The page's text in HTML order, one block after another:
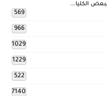
الكليا...
569
966
1029
1229
522
7140